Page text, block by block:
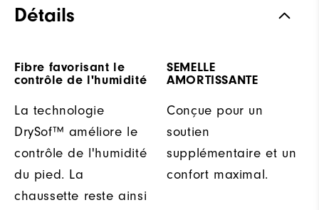
Détails
Fibre favorisant le
contrôle de l'humidité
La technologie
DrySof™ améliore le
contrôle de l'humidité
du pied. La
chaussette reste ainsi
SEMELLE
AMORTISSANTE
Conçue pour un
soutien
supplémentaire et un
confort maximal.